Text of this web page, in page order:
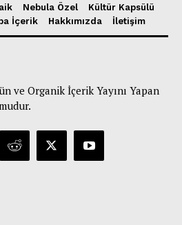
Nebula Özel
Kültür Kapsülü
İçerik Hakkımızda İletişim
ve Organik İçerik Yayını Yapan